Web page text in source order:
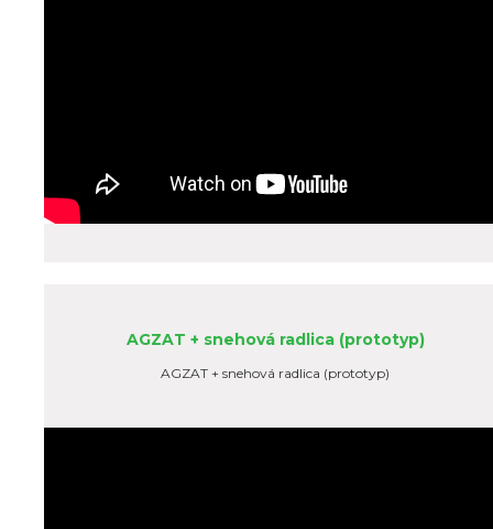
AGZAT + snehová radlica (prototyp)
AGZAT + snehová radlica (prototyp)